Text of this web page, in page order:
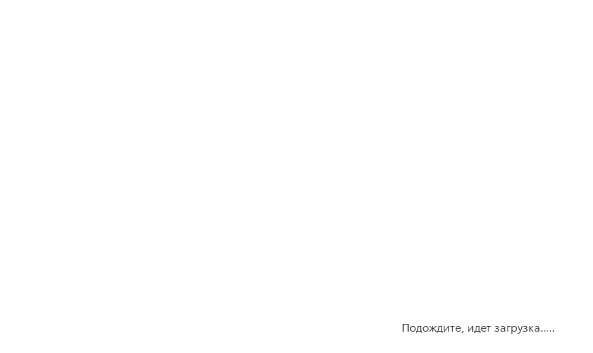
Подождите, идет загрузка.....